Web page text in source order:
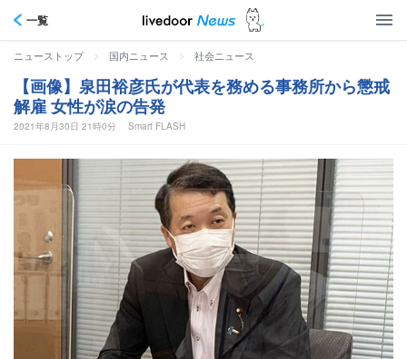
一覧
ニューストップ > 国内ニュース > 社会ニュース
【画像】泉田裕彦氏が代表を務める事務所から懲戒
解雇 女性が涙の告発
2021年8月30日 21時0分 Smart FLASH